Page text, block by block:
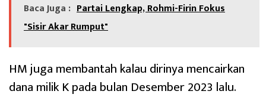
Baca Juga : Partai Lengkap, Rohmi-Firin Fokus
"Sisir Akar Rumput"
HM juga membantah kalau dirinya mencairkan
dana milik K pada bulan Desember 2023 lalu.